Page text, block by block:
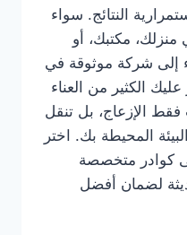
النتائج. سواء
مكتبك، أو
إلى شركة موثوقة في
الكثير من العناء
الإزعاج، بل تنقل
المحيطة بك. اختر
كوادر متخصصة
لضمان أفضل